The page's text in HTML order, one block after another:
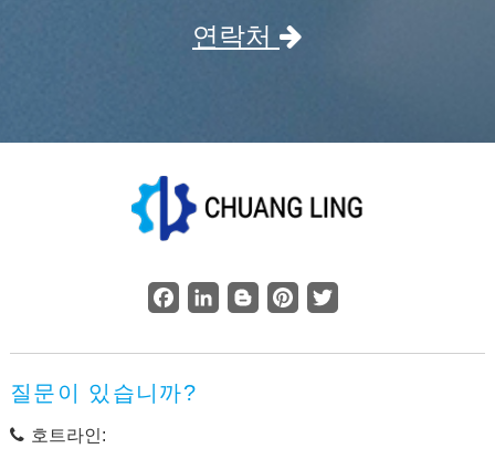
연락처
Facebook
LinkedInBloggerPinterestTwitter
질문이 있습니까?
호트라인: